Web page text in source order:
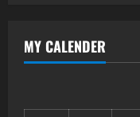
MY CALENDER